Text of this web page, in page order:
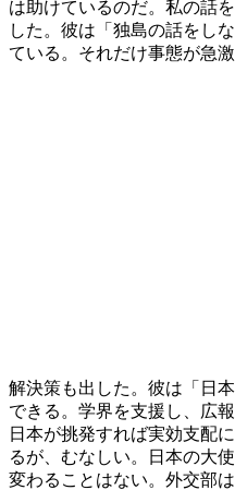
は助けているのだ。私の話
した。彼は「独島の話をし
ている。それだけ事態が急
解決策も出した。彼は「日
できる。学界を支援し、広
日本が挑発すれば実効支配
るが、むなしい。日本の大
変わることはない。外交部